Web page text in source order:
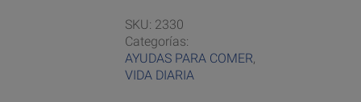
SKU: 2330
Categorías:
AYUDAS PARA COMER,
VIDA DIARIA